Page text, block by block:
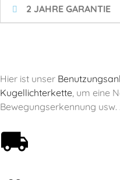
2 JAHRE GARANTIE
Hier ist unser
Kugellichterkette, um eine
Bewegungserkennung usw.